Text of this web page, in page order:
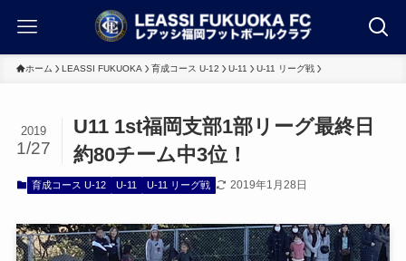
ホーム LEASSI FUKUOKA 育成コース U-12 U-11 U-11 リーグ戦
U11 1st福岡支部1部リーグ最終日
約80チーム中3位！
2019
1/27
育成コース U-12 U-11 U-11 リーグ戦 2019年1月28日